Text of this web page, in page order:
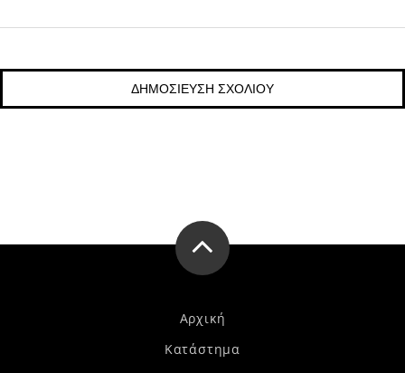
Αρχική
Κατάστημα